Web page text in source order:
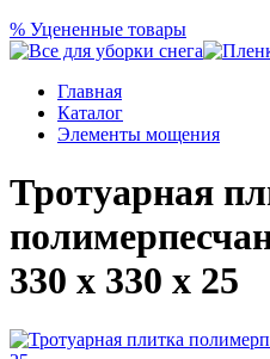
% Уцененные товары
Главная
Каталог
Элементы мощения
Тротуарная
330 х 330 х 25